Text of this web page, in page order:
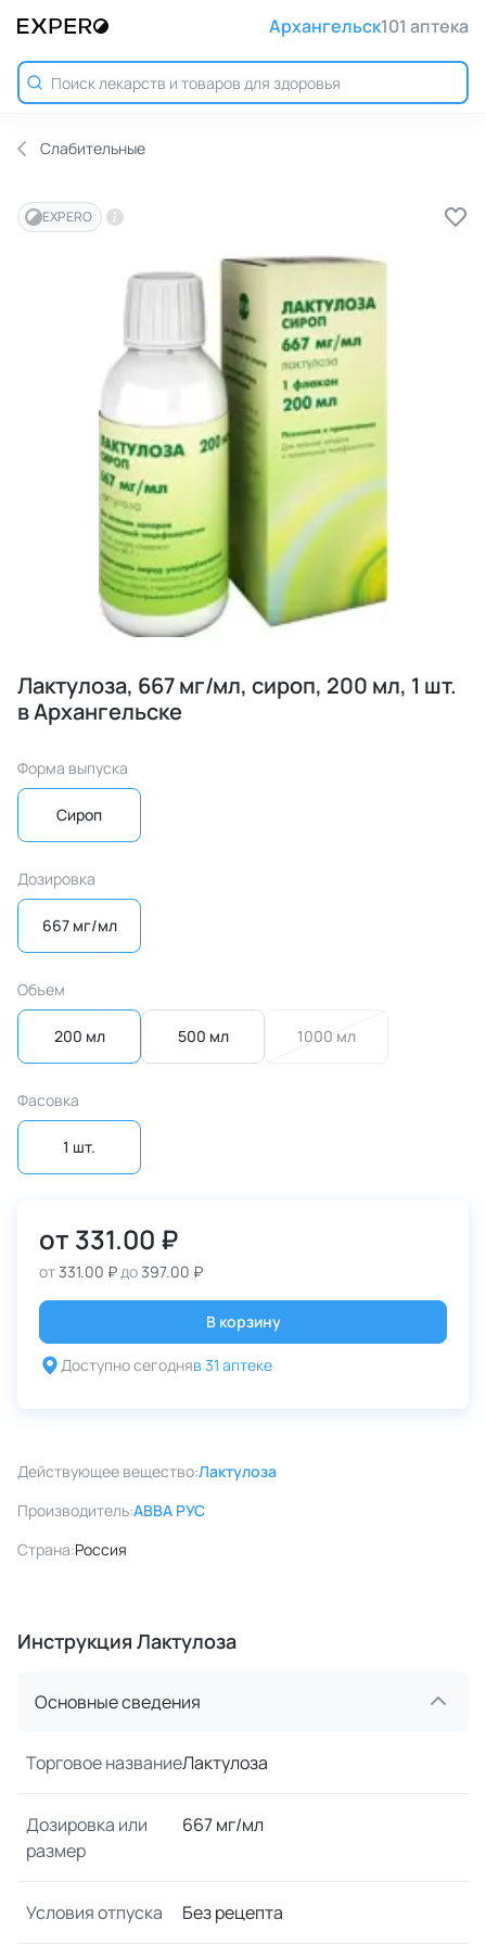
Архангельск101 аптека
Слабительные
EXPERO
Лактулоза, 667 мг/мл, сироп, 200 мл, 1 шт.
в Архангельске
Форма выпуска
Сироп
Дозировка
667 мг/мл
Объем
200 мл 500 мл 1000 мл
Фасовка
1 шт.
от 331.00 ₽
от331.00 ₽до397.00 ₽
В корзину
Доступно сегодняв 31 аптеке
Действующее вещество:Лактулоза
Производитель:АВВА РУС
Страна:Россия
Инструкция Лактулоза
Основные сведения
Торговое названиеЛактулоза
Дозировка или
размер
667 мг/мл
Условия отпуска Без рецепта